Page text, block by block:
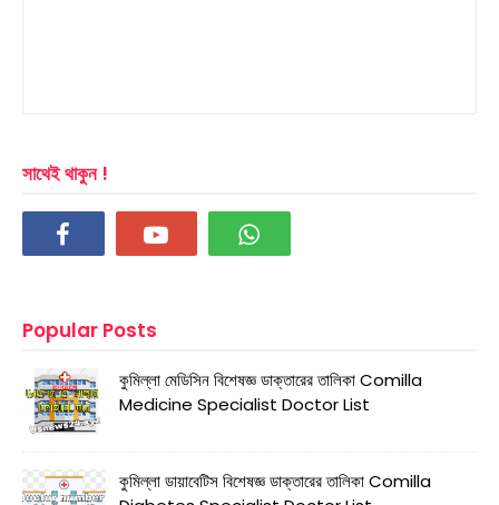
সাথেই থাকুন !
Popular Posts
কুমিল্লা মেডিসিন বিশেষজ্ঞ ডাক্তারের তালিকা Comilla
Medicine Specialist Doctor List
কুমিল্লা ডায়াবেটিস বিশেষজ্ঞ ডাক্তারের তালিকা Comilla